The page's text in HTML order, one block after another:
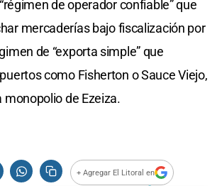
de operador confiable” que
mercaderías bajo fiscalización por
de “exporta simple” que
como Fisherton o Sauce Viejo,
monopolio de Ezeiza.
+ Agregar El Litoral en